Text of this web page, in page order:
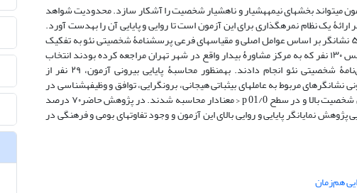
می‏تواند بخش‏های ‏نیمه­هشیار و ناهشیار شخصیت را آشکار سازد. محدودیت شواهد
یک نظام نمره­گذاری برای این آزمون است تا روایی و پایایی آن را به­دست آورد.
برای تهیه و تدوین نظام نمره‌گذاری، نخست از منابع معتبر مربوط به تفسیر آزمون­های نقاشی، ۵۵۸ نشانگر بر اساس عوامل اصلی و مقیاس­های فرعی پرسش­نامۀ شخصیتی نئو به تفکیک
نمادهای عمومی، آدم، درخت و خانه استخراج شد. نمره­گذاری با مدل راش صورت گرفت. سپس ۱۳۰ نفر که به مرکز مشاورۀ بیدار واقع در شهر تهران مراجعه کرده بودند انتخاب
شدند. برای سنجش روایی آزمون نقاشی، شرکت­کنندگان‏ ‏آن را به­صورت هم­زمان با پرسش‌نامۀ شخصیتی نئو انجام دادند. به­منظور محاسبۀ پایایی بیرونی آزمون، ۲۹ نفر از
نشانگرهای مربوط به عامل‏های ‏بی­ثباتی هیجانی، برون­گرایی، توافق و وظیفه­شناسی در
آزمون نقاشی مناسب و معنادار به­دست آمد. ضرایب آلفای کرونباخ آزمون نقاشی برای پنج عامل شخصیت بالا و در سطح 01/0 p < معنادار محاسبه شدند. در پژوهش حاضر۷۰ درصد
نمایانگر پایایی و روایی بالای این آزمون و وجود تفاوت‏های ‏بومی و فرهنگی در
هم‌زمان